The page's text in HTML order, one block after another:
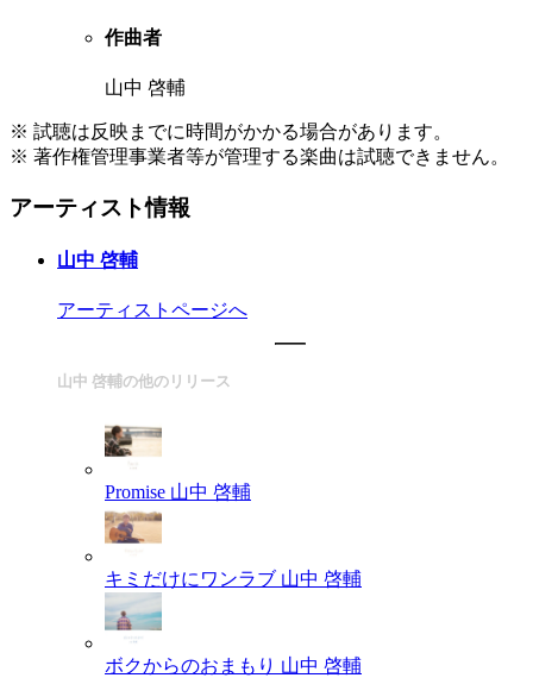
作曲者
山中 啓輔
※ 試聴は反映までに時間がかかる場合があります。
※ 著作権管理事業者等が管理する楽曲は試聴できません。
アーティスト情報
山中 啓輔
アーティストページへ
山中 啓輔の他のリリース
Promise 山中 啓輔
キミだけにワンラブ 山中 啓輔
ボクからのおまもり 山中 啓輔